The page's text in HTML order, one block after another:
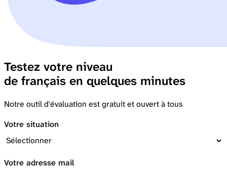
Testez votre niveau
de français en quelques minutes
Notre outil d'évaluation est gratuit et ouvert à tous
Votre situation
Votre adresse mail